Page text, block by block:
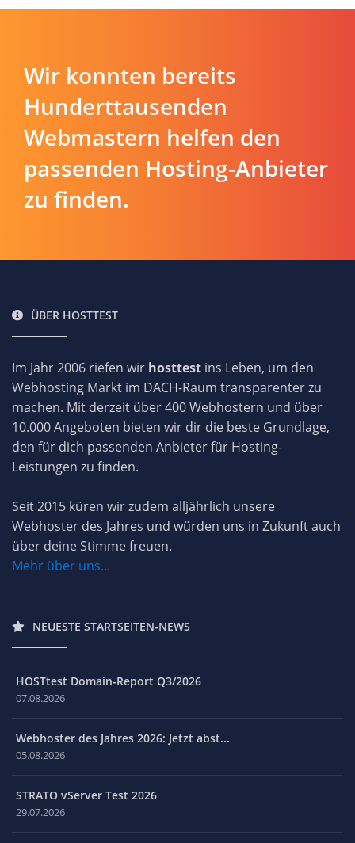
Wir konnten bereits
Hunderttausenden
Webmastern helfen den
passenden Hosting-Anbieter
zu finden.
ÜBER HOSTTEST
Im Jahr 2006 riefen wir hosttest ins Leben, um den
Webhosting Markt im DACH-Raum transparenter zu
machen. Mit derzeit über 400 Webhostern und über
10.000 Angeboten bieten wir dir die beste Grundlage,
den für dich passenden Anbieter für Hosting-
Leistungen zu finden.
Seit 2015 küren wir zudem alljährlich unsere
Webhoster des Jahres und würden uns in Zukunft auch
über deine Stimme freuen.
Mehr über uns...
NEUESTE STARTSEITEN-NEWS
HOSTtest Domain-Report Q3/2026
07.08.2026
Webhoster des Jahres 2026: Jetzt abst...
05.08.2026
STRATO vServer Test 2026
29.07.2026